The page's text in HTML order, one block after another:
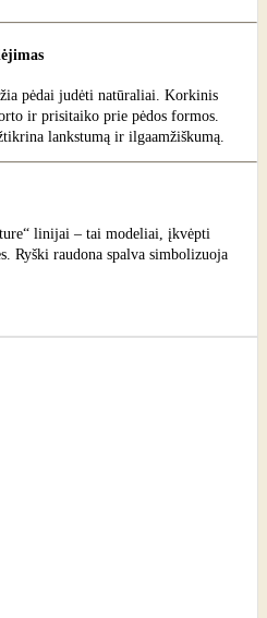
pėdai judėti natūraliai. Korkinis
ir prisitaiko prie pėdos formos.
lankstumą ir ilgaamžiškumą.
linijai – tai modeliai, įkvėpti
Ryški raudona spalva simbolizuoja